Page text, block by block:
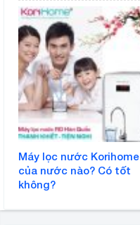
Máy lọc nước Korihome
của nước nào? Có tốt
không?